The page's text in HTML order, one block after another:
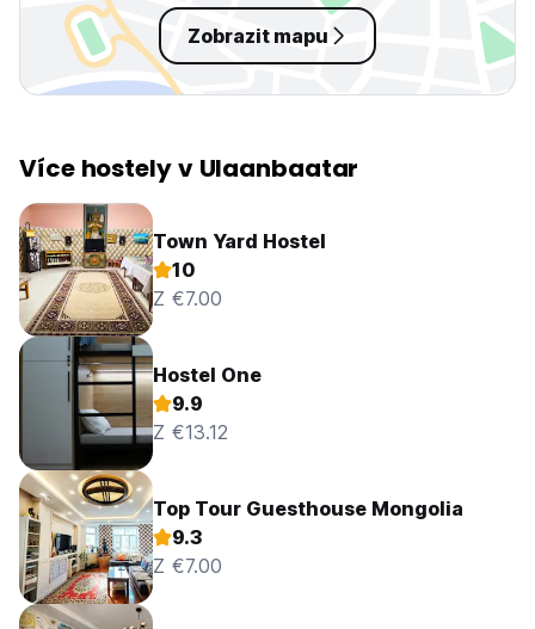
Zobrazit mapu
Více hostely v Ulaanbaatar
Town Yard Hostel
10
Z €7.00
Hostel One
9.9
Z €13.12
Top Tour Guesthouse Mongolia
9.3
Z €7.00